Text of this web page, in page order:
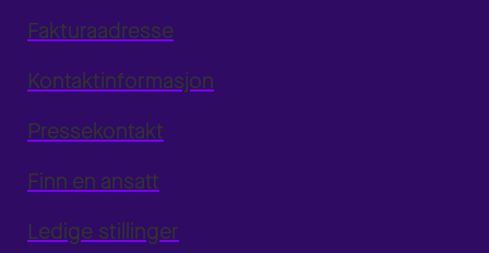
Fakturaadresse
Kontaktinformasjon
Pressekontakt
Finn en ansatt
Ledige stillinger